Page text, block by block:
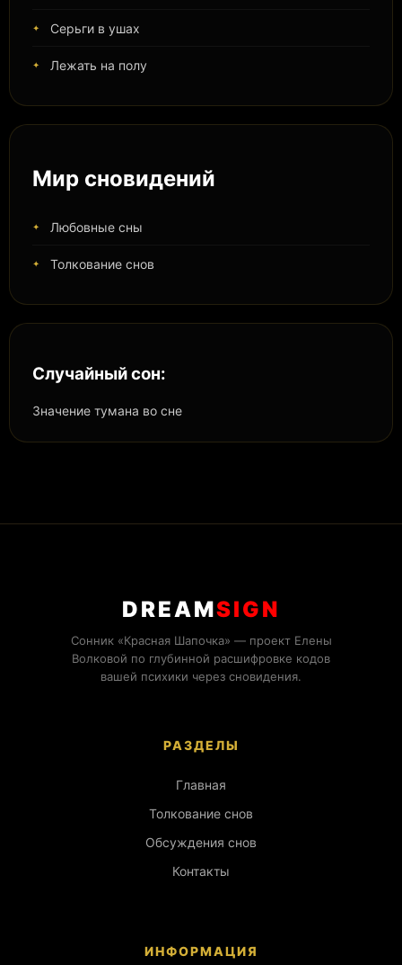
Серьги в ушах
Лежать на полу
Мир сновидений
Любовные сны
Толкование снов
Случайный сон:
Значение тумана во сне
DREAMSIGN
Сонник «Красная Шапочка» — проект Елены
Волковой по глубинной расшифровке кодов
вашей психики через сновидения.
РАЗДЕЛЫ
Главная
Толкование снов
Обсуждения снов
Контакты
ИНФОРМАЦИЯ